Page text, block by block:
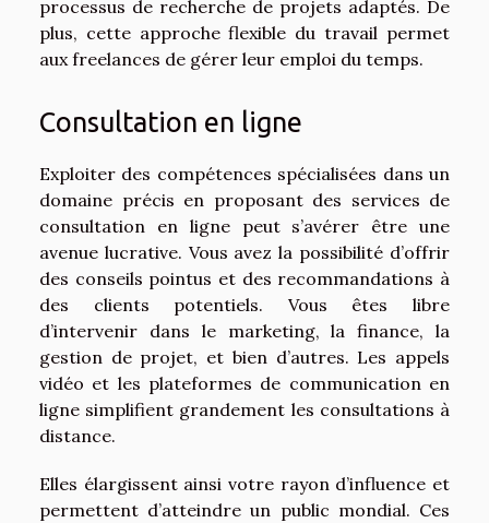
processus de recherche de projets adaptés. De
plus, cette approche flexible du travail permet
aux freelances de gérer leur emploi du temps.
Consultation en ligne
Exploiter des compétences spécialisées dans un
domaine précis en proposant des services de
consultation en ligne peut s’avérer être une
avenue lucrative. Vous avez la possibilité d’offrir
des conseils pointus et des recommandations à
des clients potentiels. Vous êtes libre
d’intervenir dans le marketing, la finance, la
gestion de projet, et bien d’autres. Les appels
vidéo et les plateformes de communication en
ligne simplifient grandement les consultations à
distance.
Elles élargissent ainsi votre rayon d’influence et
permettent d’atteindre un public mondial. Ces